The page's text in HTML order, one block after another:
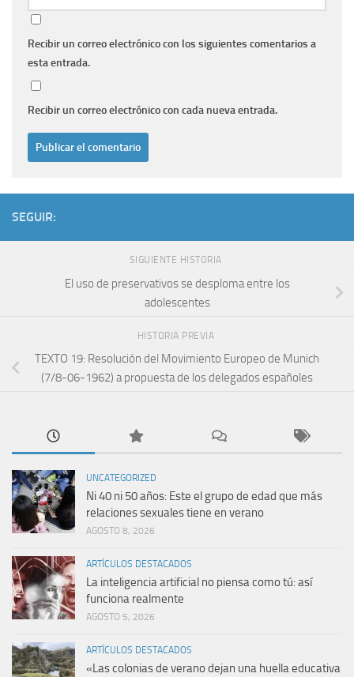
Recibir un correo electrónico con los siguientes comentarios a
esta entrada.
Recibir un correo electrónico con cada nueva entrada.
SEGUIR:
SIGUIENTE HISTORIA
El uso de preservativos se desploma entre los
adolescentes
HISTORIA PREVIA
TEXTO 19: Resolución del Movimiento Europeo de Munich
(7/8-06-1962) a propuesta de los delegados españoles
UNCATEGORIZED
Ni 40 ni 50 años: Este el grupo de edad que más
relaciones sexuales tiene en verano
AGOSTO 8, 2026
ARTÍCULOS DESTACADOS
La inteligencia artificial no piensa como tú: así
funciona realmente
AGOSTO 5, 2026
ARTÍCULOS DESTACADOS
«Las colonias de verano dejan una huella educativa